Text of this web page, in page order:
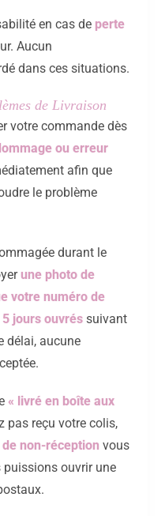
en cas de perte
Aucun
dans ces situations.
de Livraison
votre commande dès
ou erreur
afin que
le problème
durant le
une photo de
votre numéro de
jours ouvrés suivant
délai, aucune
« livré en boîte aux
pas reçu votre colis,
non-réception vous
puissions ouvrir une